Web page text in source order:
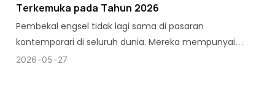
Terkemuka pada Tahun 2026
Pembekal engsel tidak lagi sama di pasaran
kontemporari di seluruh dunia. Mereka mempunyai
tahap prestasi yang berbeza-beza yang memenuhi
2026 05 27